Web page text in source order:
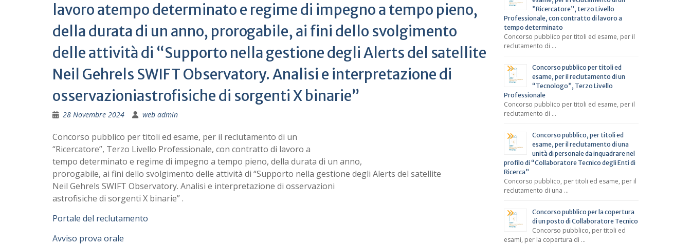
lavoro atempo determinato e regime di impegno a tempo pieno,
della durata di un anno, prorogabile, ai fini dello svolgimento
delle attività di “Supporto nella gestione degli Alerts del satellite
Neil Gehrels SWIFT Observatory. Analisi e interpretazione di
osservazioniastrofisiche di sorgenti X binarie”
28 Novembre 2024 web admin
Concorso pubblico per titoli ed esame, per il reclutamento di un
“Ricercatore”, Terzo Livello Professionale, con contratto di lavoro a
tempo determinato e regime di impegno a tempo pieno, della durata di un anno,
prorogabile, ai fini dello svolgimento delle attività di “Supporto nella gestione degli Alerts del satellite
Neil Gehrels SWIFT Observatory. Analisi e interpretazione di osservazioni
astrofisiche di sorgenti X binarie” .
Portale del reclutamento
Avviso prova orale
”Ricercatore”, terzo Livello
Professionale, con contratto di lavoro a
tempo determinato
Concorso pubblico per titoli ed esame, per il
reclutamento di …
Concorso pubblico per titoli ed
esame, per il reclutamento di un
“Tecnologo”, Terzo Livello
Professionale
Concorso pubblico per titoli ed esame, per il
reclutamento di …
Concorso pubblico, per titoli ed
esame, per il reclutamento di una
unità di personale da inquadrare nel
profilo di “Collaboratore Tecnico degli Enti di
Ricerca”
Concorso pubblico, per titoli ed esame, per il
reclutamento di una …
Concorso pubblico per la copertura
di un posto di Collaboratore Tecnico
Concorso pubblico, per titoli ed
esami, per la copertura di …